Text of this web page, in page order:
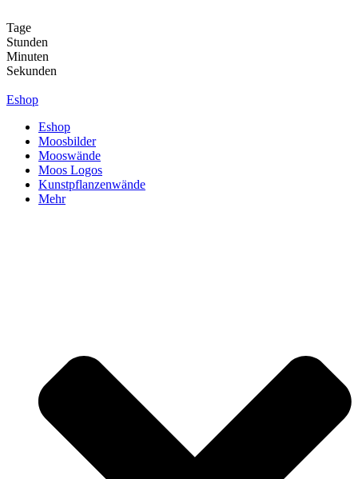
Inhalt
springen
Tage
Stunden
Minuten
Sekunden
Eshop
Eshop
Moosbilder
Mooswände
Moos Logos
Kunstpflanzenwände
Mehr